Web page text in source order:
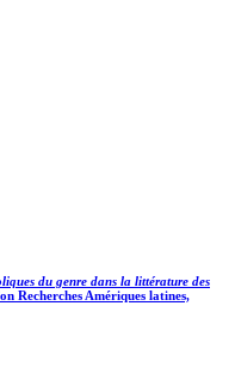
du genre dans la littérature des
Recherches Amériques latines,